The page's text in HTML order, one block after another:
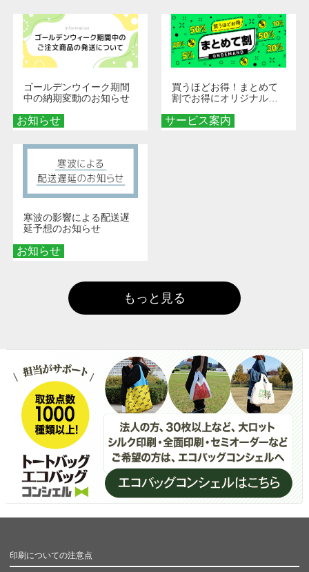
お知らせ
ゴールデンウイーク期間
中の納期変動のお知らせ
サービス案内
買うほどお得！まとめて
割でお得にオリジナルグ
お知らせ
寒波の影響による配送遅
延予想のお知らせ
もっと見る
印刷についての注意点